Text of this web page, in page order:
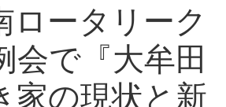
ロータリーク
会で『大牟田
家の現状と新